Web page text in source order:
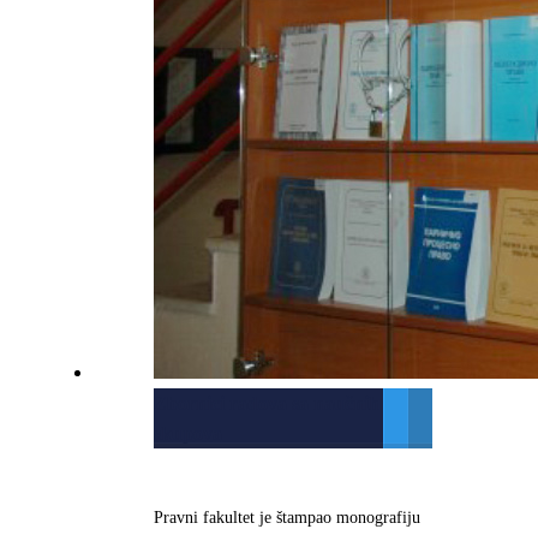
Pravni fakultet je štampao monografiju